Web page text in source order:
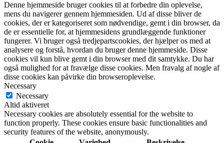
Denne hjemmeside bruger cookies til at forbedre din oplevelse,
mens du navigerer gennem hjemmesiden. Ud af disse bliver de
cookies, der er kategoriseret som nødvendige, gemt i din browser, da
de er essentielle for, at hjemmesidens grundlæggende funktioner
fungerer. Vi bruger også tredjepartscookies, der hjælper os med at
analysere og forstå, hvordan du bruger denne hjemmeside. Disse
cookies vil kun blive gemt i din browser med dit samtykke. Du har
også mulighed for at fravælge disse cookies. Men fravalg af nogle af
disse cookies kan påvirke din browseroplevelse.
Necessary
Necessary
Altid aktiveret
Necessary cookies are absolutely essential for the website to
function properly. These cookies ensure basic functionalities and
security features of the website, anonymously.